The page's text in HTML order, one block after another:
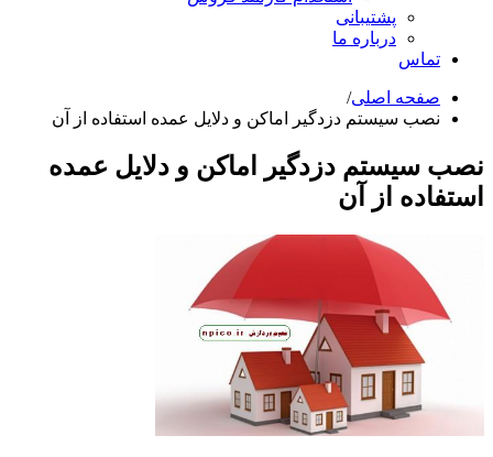
پشتیبانی
درباره ما
تماس
صفحه اصلی/
نصب سیستم دزدگیر اماکن و دلایل عمده استفاده از آن
نصب سیستم دزدگیر اماکن و دلایل عمده
استفاده از آن